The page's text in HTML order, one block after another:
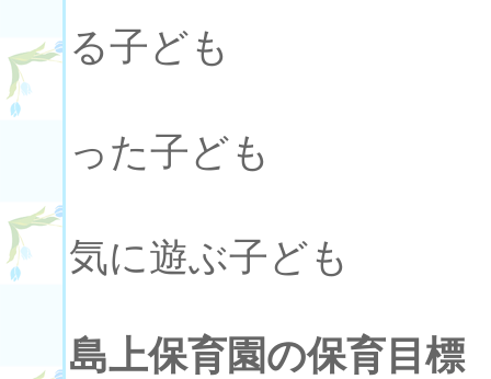
る子ども
った子ども
気に遊ぶ子ども
島上保育園の保育目標